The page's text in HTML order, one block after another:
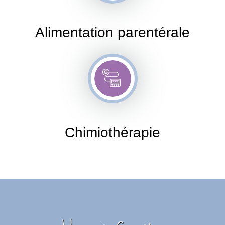
Alimentation parentérale
Chimiothérapie